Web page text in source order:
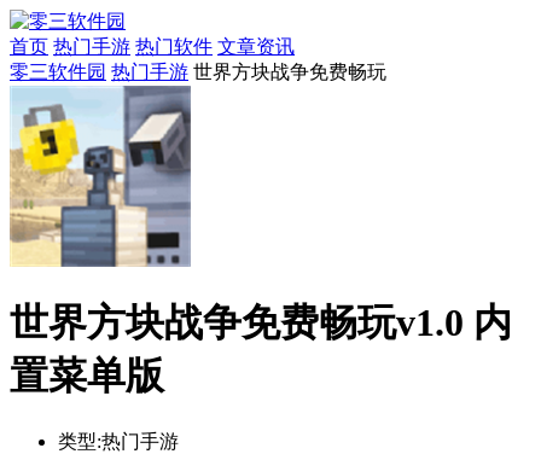
首页 热门手游 热门软件 文章资讯
零三软件园 热门手游 世界方块战争免费畅玩
世界方块战争免费畅玩v1.0 内
置菜单版
类型:热门手游